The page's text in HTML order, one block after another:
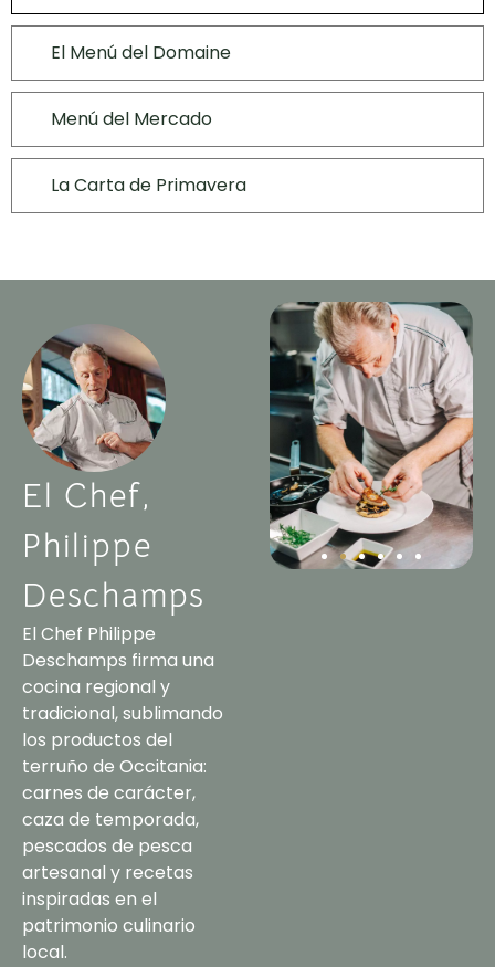
El Menú del Domaine
Menú del Mercado
La Carta de Primavera
El Chef,
Philippe
Deschamps
El Chef Philippe
Deschamps firma una
cocina regional y
tradicional, sublimando
los productos del
terruño de Occitania:
carnes de carácter,
caza de temporada,
pescados de pesca
artesanal y recetas
inspiradas en el
patrimonio culinario
local.